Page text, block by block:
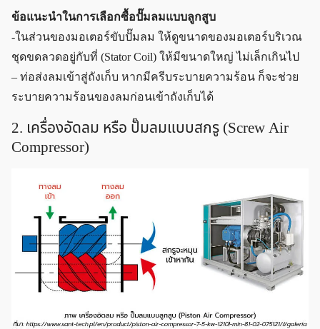
ข้อแนะนำในการเลือกซื้อปั๊มลมแบบลูกสูบ
-ในส่วนของมอเตอร์ขับปั๊มลม ให้ดูขนาดของมอเตอร์บริเวณ
ชุดขดลวดอยู่กับที่ (Stator Coil) ให้มีขนาดใหญ่ ไม่เล็กเกินไป
– ท่อส่งลมเข้าสู่ถังเก็บ หากมีครีบระบายความร้อน ก็จะช่วย
ระบายความร้อนของลมก่อนเข้าถังเก็บได้
2. เครื่องอัดลม หรือ ปั๊มลมแบบสกรู (Screw Air
Compressor)